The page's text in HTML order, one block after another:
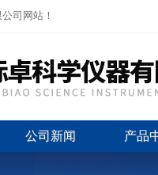
司网站！
公司新闻 产品